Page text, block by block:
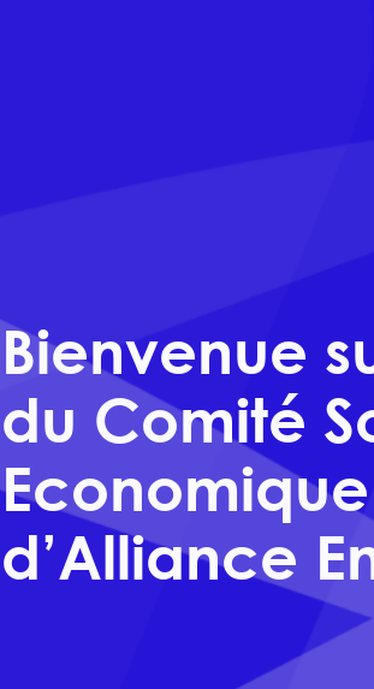
Bienvenue
du Comité
Economique
d’Alliance